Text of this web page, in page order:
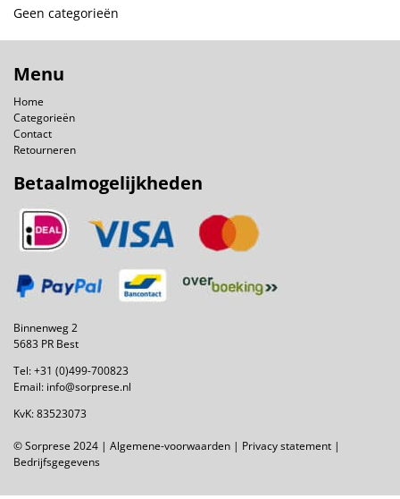
Geen categorieën
Menu
Home
Categorieën
Contact
Retourneren
Betaalmogelijkheden
Binnenweg 2
5683 PR Best
Tel:+31 (0)499-700823
Email: info@sorprese.nl
KvK: 83523073
© Sorprese 2024 | Algemene-voorwaarden | Privacy statement |
Bedrijfsgegevens